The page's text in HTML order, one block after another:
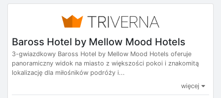
Baross Hotel by Mellow Mood Hotels
3-gwiazdkowy Baross Hotel by Mellow Mood Hotels oferuje
panoramiczny widok na miasto z większości pokoi i znakomitą
lokalizację dla miłośników podróży i...
więcej